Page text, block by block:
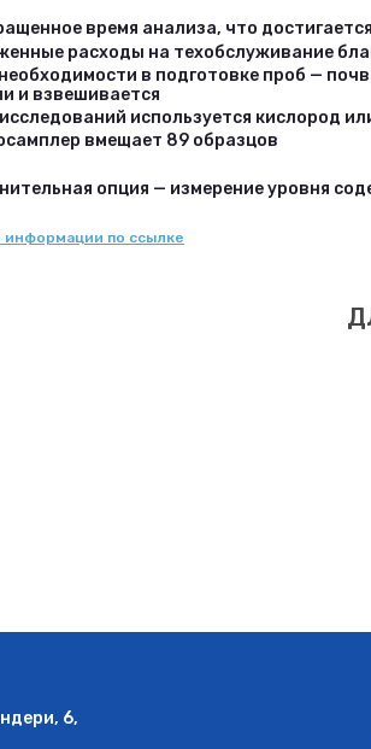
время анализа, что
расходы на техобслуживание
в подготовке проб —
и взвешивается
используется кислород
вмещает 89 образцов
опция — измерение уровня
информации по ссылке
6,